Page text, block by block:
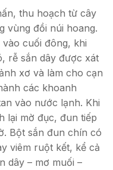
thu hoạch từ cây
vùng đồi núi hoang.
cuối đông, khi
rễ sắn dây được xát
xơ và làm cho cạn
các khoanh
vào nước lạnh. Khi
lại mờ đục, đun tiếp
Bột sắn đun chín có
viêm ruột kết, kể cả
dây – mơ muối –